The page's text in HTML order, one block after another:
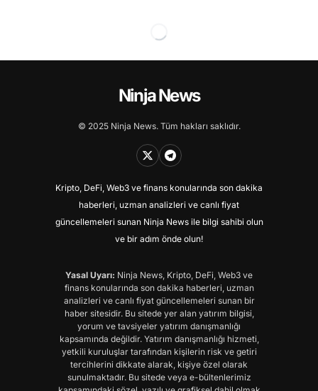
Ninja News
© 2025 Ninja News. Tüm hakları saklıdır.
Kripto, DeFi, Web3 ve finans konularında son dakika
haberleri, uzman analizleri ve canlı fiyat
güncellemeleri sunan Ninja News ile bilgi sahibi olun
ve bir adım önde olun!
Yasal Uyarı: Ninja News, Kripto, DeFi, Web3 ve
finans konularında son dakika haberleri, uzman
analizleri ve canlı fiyat güncellemeleri sunan bir
haber sitesidir. Bu sitede yer alan yatırım bilgisi,
yorum ve tavsiyeler yatırım danışmanlığı
kapsamında değildir. Yatırım danışmanlığı hizmeti,
yetkili kuruluşlar tarafından kişilerin risk ve getiri
tercihlerini dikkate alarak, kişiye özel olarak
sunulmaktadır. Bu sitede veya e-bültenlerimiz